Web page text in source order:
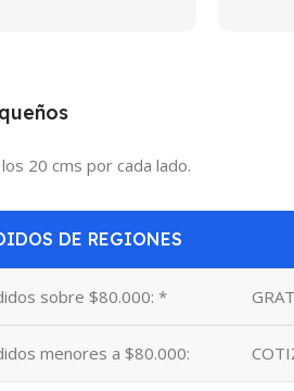
20 cms por cada lado.
DE REGIONES
sobre $80.000: *
menores a $80.000: